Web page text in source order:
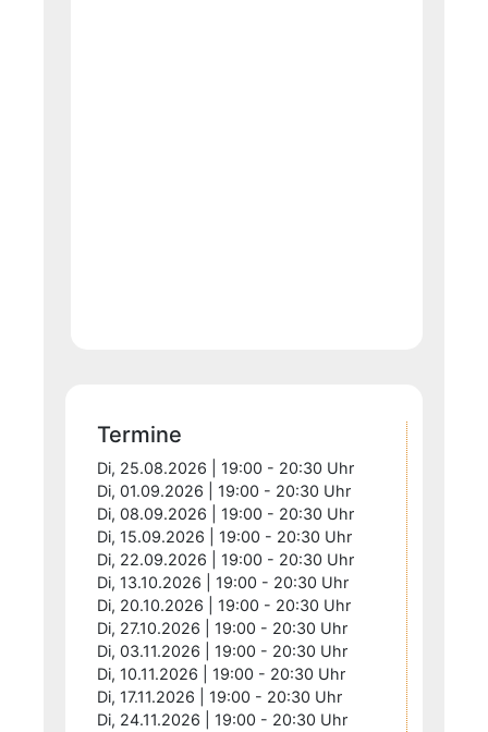
Termine
Di, 25.08.2026 | 19:00 - 20:30 Uhr
Di, 01.09.2026 | 19:00 - 20:30 Uhr
Di, 08.09.2026 | 19:00 - 20:30 Uhr
Di, 15.09.2026 | 19:00 - 20:30 Uhr
Di, 22.09.2026 | 19:00 - 20:30 Uhr
Di, 13.10.2026 | 19:00 - 20:30 Uhr
Di, 20.10.2026 | 19:00 - 20:30 Uhr
Di, 27.10.2026 | 19:00 - 20:30 Uhr
Di, 03.11.2026 | 19:00 - 20:30 Uhr
Di, 10.11.2026 | 19:00 - 20:30 Uhr
Di, 17.11.2026 | 19:00 - 20:30 Uhr
Di, 24.11.2026 | 19:00 - 20:30 Uhr